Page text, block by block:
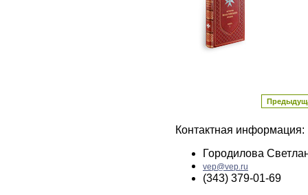
Контактная информация:
Городилова
vep@vep.ru
(343) 379-01-69